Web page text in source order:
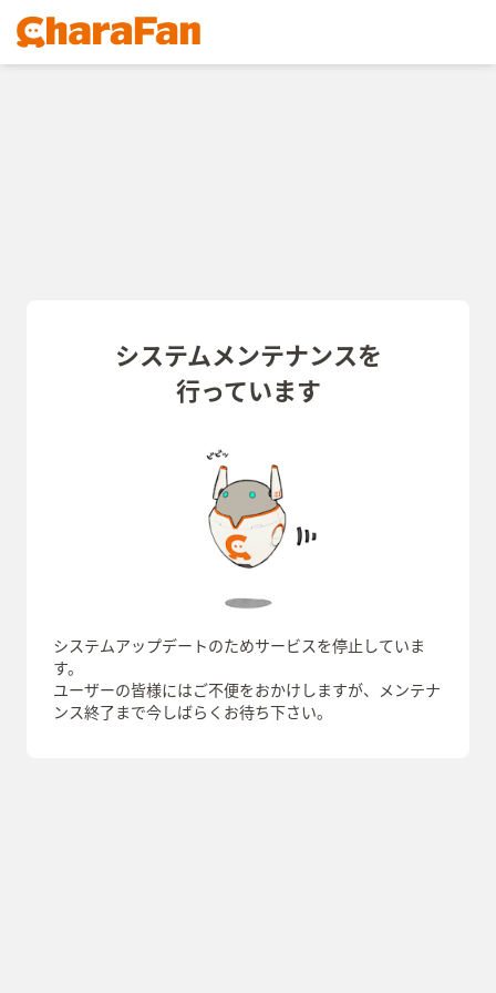
システムメンテナンスを
行っています
システムアップデートのためサービスを停止していま
す。
ユーザーの皆様にはご不便をおかけしますが、メンテナ
ンス終了まで今しばらくお待ち下さい。